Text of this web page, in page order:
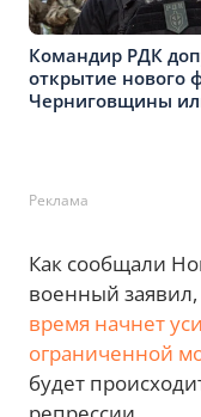
Командир РДК
открытие нового
Черниговщины
Реклама
Как сообщали
военный заявил,
время начнет
ограниченной
будет